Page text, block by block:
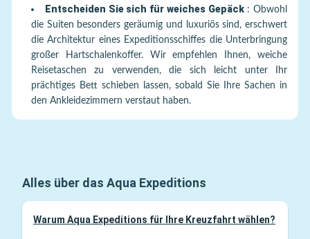
Entscheiden Sie sich für weiches Gepäck : Obwohl
die Suiten besonders geräumig und luxuriös sind, erschwert
die Architektur eines Expeditionsschiffes die Unterbringung
großer Hartschalenkoffer. Wir empfehlen Ihnen, weiche
Reisetaschen zu verwenden, die sich leicht unter Ihr
prächtiges Bett schieben lassen, sobald Sie Ihre Sachen in
den Ankleidezimmern verstaut haben.
Alles über das Aqua Expeditions
Warum Aqua Expeditions für Ihre Kreuzfahrt wählen?